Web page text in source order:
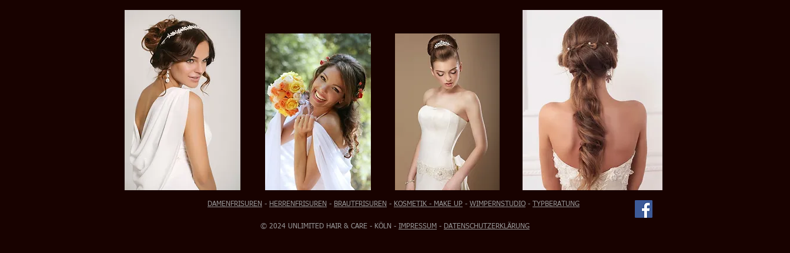
DAMENFRISUREN - HERRENFRISUREN - BRAUTFRISUREN - KOSMETIK - MAKE UP - WIMPERNSTUDIO - TYPBERATUNG
© 2024 UNLIMITED HAIR & CARE - KÖLN - IMPRESSUM - DATENSCHUTZERKLÄRUNG